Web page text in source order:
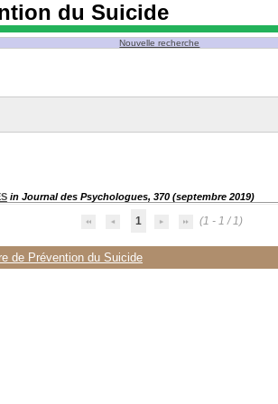
du Suicide
Nouvelle recherche
in Journal des Psychologues, 370 (septembre 2019)
1 (1 - 1 / 1)
de Prévention du Suicide